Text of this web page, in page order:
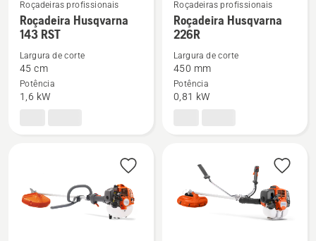
See
more
details
about
Roçadeira
Husqvarna
Roçadeiras profissionais
Roçadeira Husqvarna
143 RST
Largura de corte
45 cm
Potência
1,6 kW
See
more
details
about
Roçadeira
Husqvarna
Roçadeiras profissionais
Roçadeira Husqvarna
226R
Largura de corte
450 mm
Potência
0,81 kW